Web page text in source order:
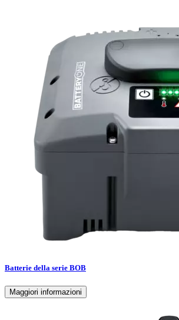
Batterie della serie BOB
Maggiori informazioni